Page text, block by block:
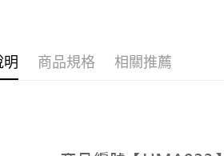
明 商品規格 相關推薦